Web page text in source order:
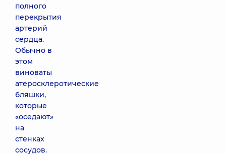
полного
перекрытия
артерий
сердца.
Обычно в
этом
виноваты
атеросклеротические
бляшки,
которые
«оседают»
на
стенках
сосудов.